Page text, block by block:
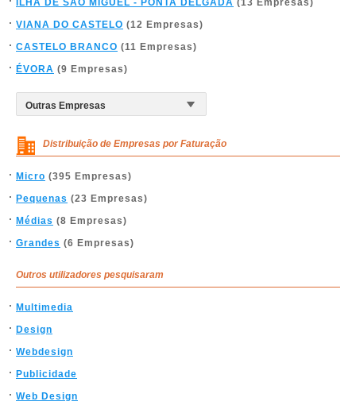
ILHA DE SÃO MIGUEL - PONTA DELGADA (13 Empresas)
VIANA DO CASTELO (12 Empresas)
CASTELO BRANCO (11 Empresas)
ÉVORA (9 Empresas)
Distribuição de Empresas por Faturação
Micro (395 Empresas)
Pequenas (23 Empresas)
Médias (8 Empresas)
Grandes (6 Empresas)
Outros utilizadores pesquisaram
Multimedia
Design
Webdesign
Publicidade
Web Design